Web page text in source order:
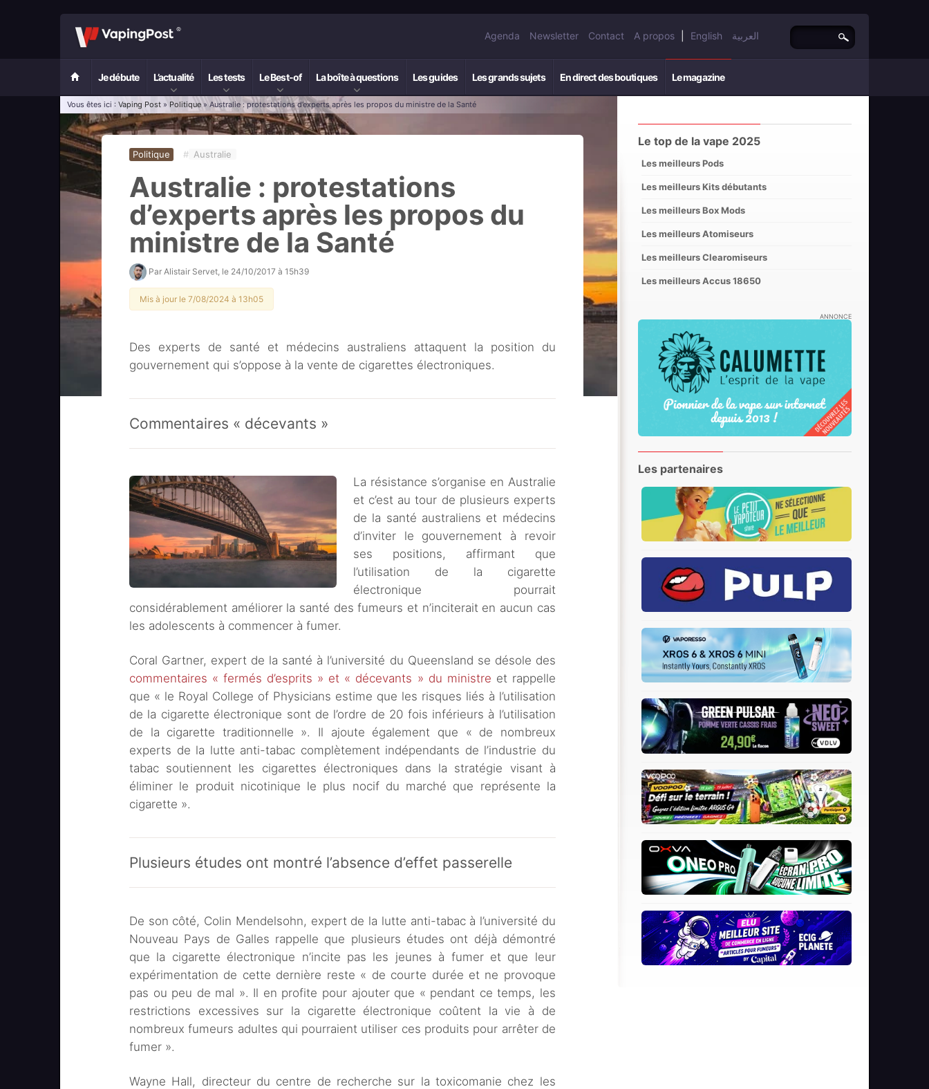
Agenda Newsletter Contact A propos English العربية
Je débute L’actualité Les tests Le Best-of La boîte à questions Les guides Les grands sujets En direct des boutiques Le magazine
Vous êtes ici : Vaping Post » Politique» Australie : protestations d’experts après les propos du ministre de la Santé
Politique # Australie
Australie : protestations
d’experts après les propos du
ministre de la Santé
Par Alistair Servet , le 24/10/2017 à 15h39
Mis à jour le 7/08/2024 à 13h05
Des experts de santé et médecins australiens attaquent la position du
gouvernement qui s’oppose à la vente de cigarettes électroniques.
Commentaires « décevants »
La résistance s’organise en Australie
et c’est au tour de plusieurs experts
de la santé australiens et médecins
d’inviter le gouvernement à revoir
ses positions, affirmant que
l’utilisation de la cigarette
électronique pourrait
considérablement améliorer la santé des fumeurs et n’inciterait en aucun cas
les adolescents à commencer à fumer.
Coral Gartner, expert de la santé à l’université du Queensland se désole des
commentaires « fermés d’esprits » et « décevants » du ministre et rappelle
que « le Royal College of Physicians estime que les risques liés à l’utilisation
de la cigarette électronique sont de l’ordre de 20 fois inférieurs à l’utilisation
de la cigarette traditionnelle ». Il ajoute également que « de nombreux
experts de la lutte anti-tabac complètement indépendants de l’industrie du
tabac soutiennent les cigarettes électroniques dans la stratégie visant à
éliminer le produit nicotinique le plus nocif du marché que représente la
cigarette ».
Plusieurs études ont montré l’absence d’effet passerelle
De son côté, Colin Mendelsohn, expert de la lutte anti-tabac à l’université du
Nouveau Pays de Galles rappelle que plusieurs études ont déjà démontré
que la cigarette électronique n’incite pas les jeunes à fumer et que leur
expérimentation de cette dernière reste « de courte durée et ne provoque
pas ou peu de mal ». Il en profite pour ajouter que « pendant ce temps, les
restrictions excessives sur la cigarette électronique coûtent la vie à de
nombreux fumeurs adultes qui pourraient utiliser ces produits pour arrêter de
fumer ».
Wayne Hall, directeur du centre de recherche sur la toxicomanie chez les
Le top de la vape 2025
Les meilleurs Pods
Les meilleurs Kits débutants
Les meilleurs Box Mods
Les meilleurs Atomiseurs
Les meilleurs Clearomiseurs
Les meilleurs Accus 18650
ANNONCE
Les partenaires